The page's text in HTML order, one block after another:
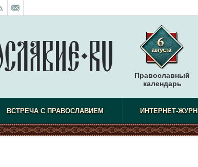
Православный
календарь
ВСТРЕЧА С ПРАВОСЛАВИЕМ ИНТЕРНЕТ-